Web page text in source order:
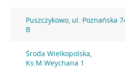
Puszczykowo, ul. Poznańska
B
Środa Wielkopolska,
Ks.M.Weychana 1